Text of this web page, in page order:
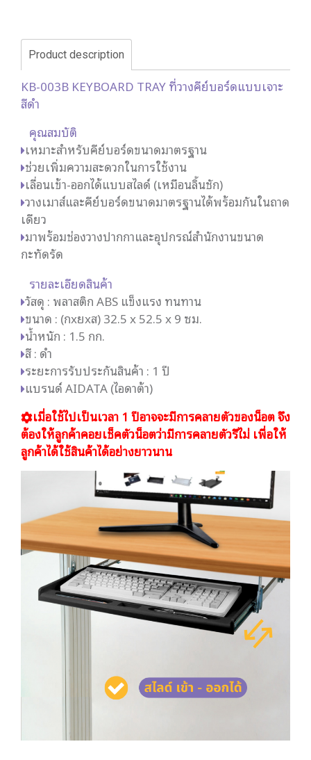
Product description
KB-003B KEYBOARD TRAY ที่วางคีย์บอร์ดแบบเจาะ
สีดำ
คุณสมบัติ
เหมาะสำหรับคีย์บอร์ดขนาดมาตรฐาน
ช่วยเพิ่มความสะดวกในการใช้งาน
เลื่อนเข้า-ออกได้แบบสไลด์ (เหมือนลิ้นชัก)
วางเมาส์และคีย์บอร์ดขนาดมาตรฐานได้พร้อมกันในถาด
เดียว
มาพร้อมช่องวางปากกาและอุปกรณ์สำนักงานขนาด
กะทัดรัด
รายละเอียดสินค้า
วัสดุ : พลาสติก ABS แข็งแรง ทนทาน
ขนาด : (กxยxส) 32.5 x 52.5 x 9 ซม.
น้ำหนัก : 1.5 กก.
สี : ดำ
ระยะการรับประกันสินค้า : 1 ปี
แบรนด์ AIDATA (ไอดาต้า)
เมื่อใช้ไปเป็นเวลา 1 ปีอาจจะมีการคลายตัวของน็อต จึง
ต้องให้ลูกค้าคอยเช็คตัวน็อตว่ามีการคลายตัวรึไม่ เพื่อให้
ลูกค้าได้ใช้สินค้าได้อย่างยาวนาน